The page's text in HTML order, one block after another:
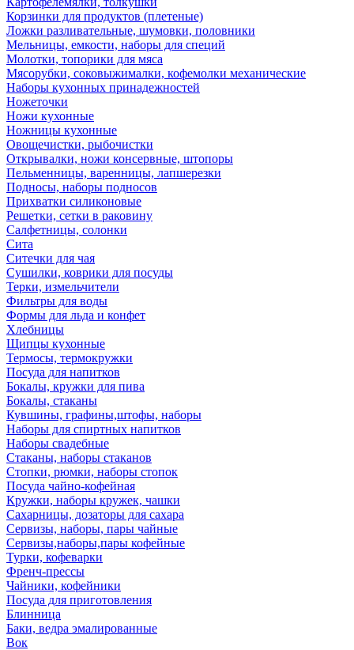
Корзинки для продуктов (плетеные)
Ложки разливательные, шумовки, половники
Мельницы, емкости, наборы для специй
Молотки, топорики для мяса
Мясорубки, соковыжималки, кофемолки механические
Наборы кухонных принадежностей
Ножеточки
Ножи кухонные
Ножницы кухонные
Овощечистки, рыбочистки
Открывалки, ножи консервные, штопоры
Пельменницы, варенницы, лапшерезки
Подносы, наборы подносов
Прихватки силиконовые
Решетки, сетки в раковину
Салфетницы, солонки
Сита
Ситечки для чая
Сушилки, коврики для посуды
Терки, измельчители
Фильтры для воды
Формы для льда и конфет
Хлебницы
Щипцы кухонные
Термосы, термокружки
Посуда для напитков
Бокалы, кружки для пива
Бокалы, стаканы
Кувшины, графины,штофы, наборы
Наборы для спиртных напитков
Наборы свадебные
Стаканы, наборы стаканов
Стопки, рюмки, наборы стопок
Посуда чайно-кофейная
Кружки, наборы кружек, чашки
Сахарницы, дозаторы для сахара
Сервизы, наборы, пары чайные
Сервизы,наборы,пары кофейные
Турки, кофеварки
Френч-прессы
Чайники, кофейники
Посуда для приготовления
Блинница
Баки, ведра эмалированные
Вок